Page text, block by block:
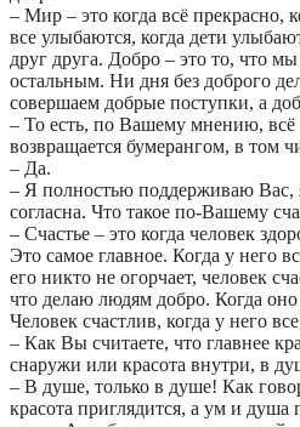
– Мир – это когда всё прекрасно,
все улыбаются, когда дети
друг друга. Добро – это то, что
остальным. Ни дня без доброго
совершаем добрые поступки, а
– То есть, по Вашему мнению, всё
возвращается бумерангом, в том
– Да.
– Я полностью поддерживаю Вас,
согласна. Что такое по-Вашему
– Счастье – это когда человек
Это самое главное. Когда у него
его никто не огорчает, человек
что делаю людям добро. Когда оно
Человек счастлив, когда у него
– Как Вы считаете, что главнее
снаружи или красота внутри, в
– В душе, только в душе! Как
красота приглядится, а ум и душа